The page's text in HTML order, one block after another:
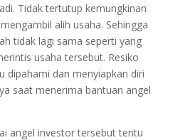
Tidak tertutup kemungkinan
alih usaha. Sehingga
tidak lagi sama seperti yang
usaha tersebut. Resiko
dipahami dan menyiapkan diri
saat menerima bantuan angel
angel investor tersebut tentu